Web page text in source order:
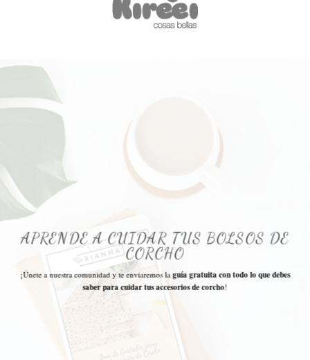
APRENDE A CUIDAR TUS BOLSOS DE
CORCHO
¡Únete a nuestra comunidad y te enviaremos la guía gratuita con todo lo que debes
saber para cuidar tus accesorios de corcho!